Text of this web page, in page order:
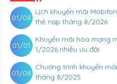
Lịch khuyến mãi
thẻ nạp tháng 8/2026
01/08
Khuyến mãi hòa mạng
1/2026 nhiều ưu đãi
01/01
Chương trình khuyến
tháng 8/2025
01/08